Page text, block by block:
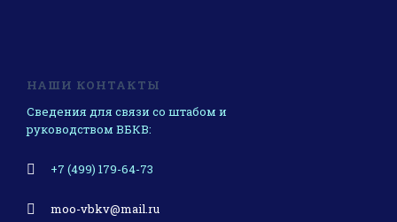
НАШИ КОНТАКТЫ
Сведения для связи со штабом и
руководством ВБКВ:
+7 (499) 179-64-73
moo-vbkv@mail.ru